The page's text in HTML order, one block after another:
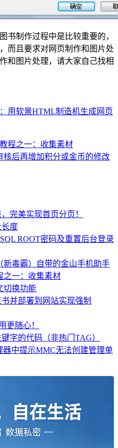
书制作过程中是比较重要的，
而且要求对网页制作和图片处
和图片处理，请大家自己找相
用软景HTML制造机生成网页
程之一：收集素材
核后再增加积分或金币的修改
完美实现首页分页！
度
ROOT密码及重置后台登录
新毒霸）自带的金山手机助手
之一：收集素材
切换功能
并部署到网站实现强制
更随心！
字的代码（非热门TAG）
器中提示MMC无法创建管理单